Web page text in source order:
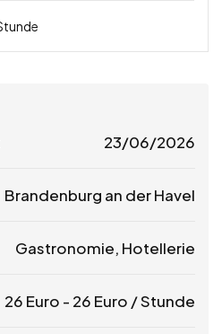
23/06/2026
Brandenburg an der Havel
Gastronomie, Hotellerie
26 Euro - 26 Euro / Stunde